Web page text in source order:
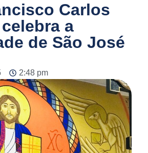
Carlos
a
de São José
2:48 pm